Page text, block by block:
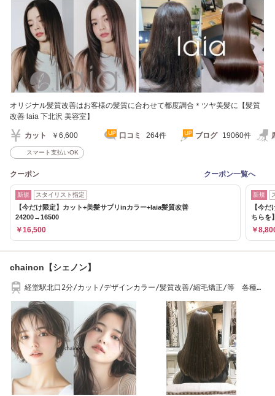
オリジナル髪質改善はお客様の髪質に合わせて都度調合＊ツヤ美髪に【髪質
改善 laia 下北沢 美容室】
カット ￥6,600 口コミ 264件 ブログ 19060件
スマート支払いOK
クーポン クーポン一覧へ
新規 スタイリスト指定
【今だけ限定】カット+美髪サプリinカラー+laia髪質改善
24200→16500
￥16,500
新規
【今
ちらを
￥
chainon【シェノン】
経堂駅北口2分/カット/デザインカラー/髪質改善/縮毛矯正/等 各種特